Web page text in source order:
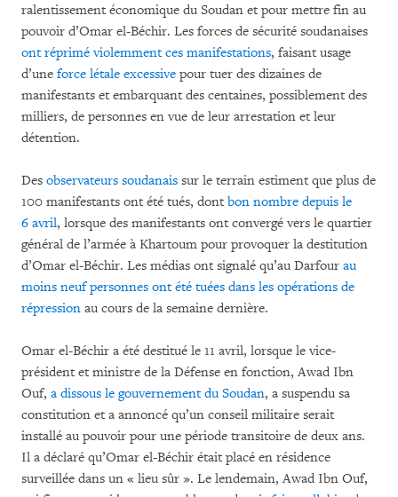
ralentissement économique du Soudan et pour mettre fin au
pouvoir d’Omar el-Béchir. Les forces de sécurité soudanaises
ont réprimé violemment ces manifestations, faisant usage
d’une force létale excessive pour tuer des dizaines de
manifestants et embarquant des centaines, possiblement des
milliers, de personnes en vue de leur arrestation et leur
détention.
Des observateurs soudanais sur le terrain estiment que plus de
100 manifestants ont été tués, dont bon nombre depuis le
6 avril, lorsque des manifestants ont convergé vers le quartier
général de l’armée à Khartoum pour provoquer la destitution
d’Omar el-Béchir. Les médias ont signalé qu’au Darfour au
moins neuf personnes ont été tuées dans les opérations de
répression au cours de la semaine dernière.
Omar el-Béchir a été destitué le 11 avril, lorsque le vice-
président et ministre de la Défense en fonction, Awad Ibn
Ouf, a dissous le gouvernement du Soudan, a suspendu sa
constitution et a annoncé qu’un conseil militaire serait
installé au pouvoir pour une période transitoire de deux ans.
Il a déclaré qu’Omar el-Béchir était placé en résidence
surveillée dans un « lieu sûr ». Le lendemain, Awad Ibn Ouf,